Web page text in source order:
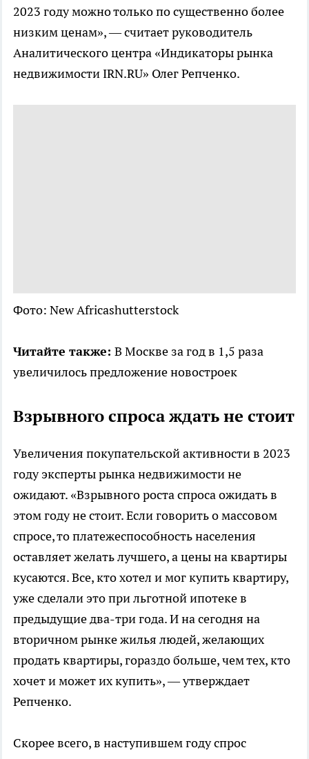
2023 году можно только по существенно более
низким ценам», — считает руководитель
Аналитического центра «Индикаторы рынка
недвижимости IRN.RU» Олег Репченко.
Фото: New Africashutterstock
Читайте также: В Москве за год в 1,5 раза
увеличилось предложение новостроек
Взрывного спроса ждать не стоит
Увеличения покупательской активности в 2023
году эксперты рынка недвижимости не
ожидают. «Взрывного роста спроса ожидать в
этом году не стоит. Если говорить о массовом
спросе, то платежеспособность населения
оставляет желать лучшего, а цены на квартиры
кусаются. Все, кто хотел и мог купить квартиру,
уже сделали это при льготной ипотеке в
предыдущие два-три года. И на сегодня на
вторичном рынке жилья людей, желающих
продать квартиры, гораздо больше, чем тех, кто
хочет и может их купить», — утверждает
Репченко.
Скорее всего, в наступившем году спрос